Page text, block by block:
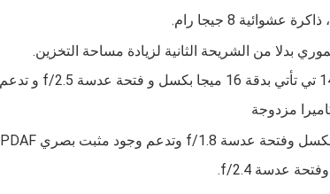
بدلا من الشريحة الثانية لزيادة مساحة التخزين.
f/2.5 و تدعم تصوير الفيديوهات بجودة الـ 1080P
مزدوجة
f/1.8 وتدعم وجود مثبت بصري PDAF
f/2.4
.